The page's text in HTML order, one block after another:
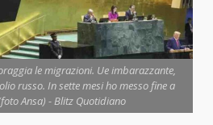
le migrazioni. Ue imbarazzante,
russo. In sette mesi ho messo fine a
Ansa) - Blitz Quotidiano